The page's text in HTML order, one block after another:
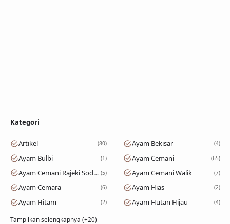
Kategori
Artikel 80 Ayam Bekisar 4
Ayam Bulbi 1 Ayam Cemani 65
Ayam Cemani Rajeki Sodomoro 5 Ayam Cemani Walik 7
Ayam Cemara 6 Ayam Hias 2
Ayam Hitam 2 Ayam Hutan Hijau 4
Tampilkan selengkapnya (+20)